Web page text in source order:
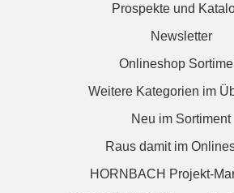
Prospekte und
Newsletter
Onlineshop
Weitere Kategorien im
Neu im Sortiment
Raus damit im
HORNBACH Projekt-